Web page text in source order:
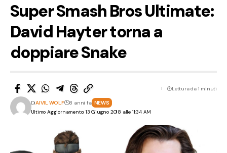
Super Smash Bros Ultimate:
David Hayter torna a
doppiare Snake
Ultimo Aggiornamento: 13 Giugno 2018 alle 11:34 AM
DiAIVIL WOLF 8 anni fa NEWS
Lettura da 1 minuti